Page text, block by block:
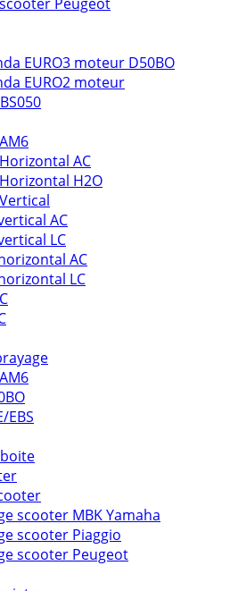
EURO3 moteur D50BO
EURO2 moteur
AC
H2O
AC
LC
AC
LC
EBS
scooter MBK Yamaha
scooter Piaggio
scooter Peugeot